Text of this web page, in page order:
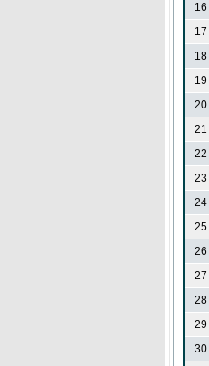
16
17
18
19
20
21
22
23
24
25
26
27
28
29
30